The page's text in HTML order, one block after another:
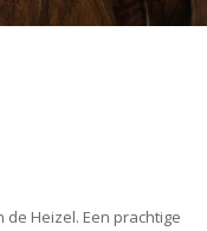
Heizel. Een prachtige